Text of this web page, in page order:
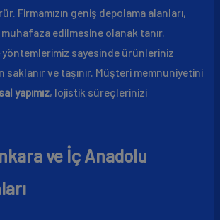
Firmamızın geniş depolama alanları,
edilmesine olanak tanır.
yöntemlerimiz sayesinde ürünleriniz
ve taşınır. Müşteri memnuniyetini
yapımız, lojistik süreçlerinizi
ve İç Anadolu